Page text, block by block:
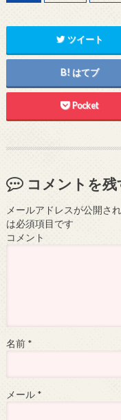
ツイート
はてブ
Pocket
コメントを残
メールアドレスが公開さ
は必須項目です
コメント
名前 *
メール *